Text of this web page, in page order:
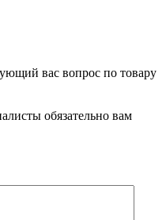
вас вопрос по товару
обязательно вам